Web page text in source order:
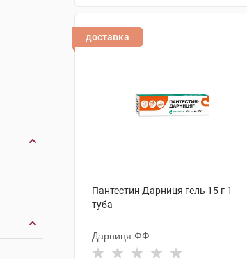
доставка
Пантестин Дарниця гель 15 г 1
туба
Дарниця ФФ